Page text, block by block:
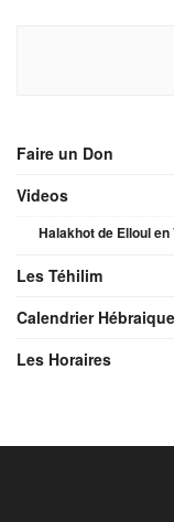
Faire un Don
Videos
Halakhot de Elloul en
Les Téhilim
Calendrier Hébraique
Les Horaires